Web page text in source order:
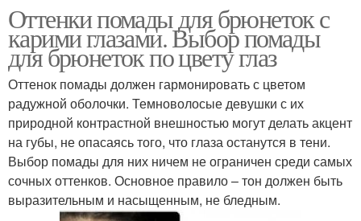
Оттенки помады для брюнеток с
карими глазами. Выбор помады
для брюнеток по цвету глаз
Оттенок помады должен гармонировать с цветом
радужной оболочки. Темноволосые девушки с их
природной контрастной внешностью могут делать акцент
на губы, не опасаясь того, что глаза останутся в тени.
Выбор помады для них ничем не ограничен среди самых
сочных оттенков. Основное правило – тон должен быть
выразительным и насыщенным, не бледным.